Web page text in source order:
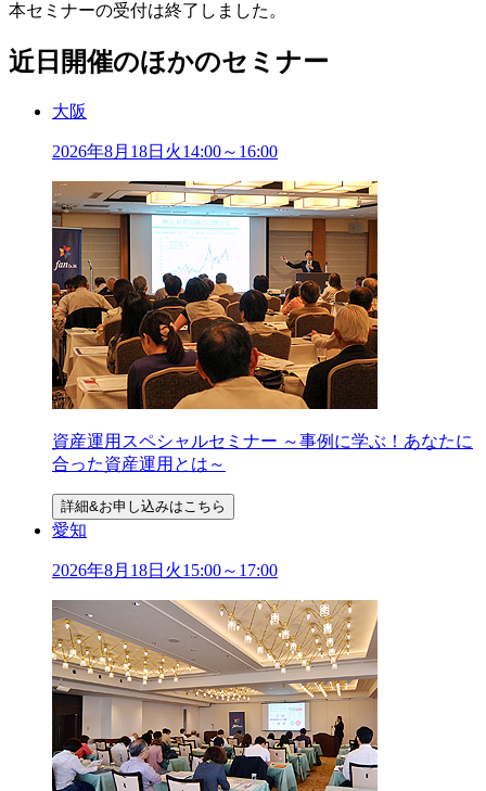
本セミナーの受付は終了しました。
近日開催のほかのセミナー
大阪
2026年8月 18日 火14:00～16:00
資産運用スペシャルセミナー ～事例に学ぶ！あなたに
合った資産運用とは～
詳細&お申し込みはこちら
愛知
2026年8月 18日 火15:00～17:00